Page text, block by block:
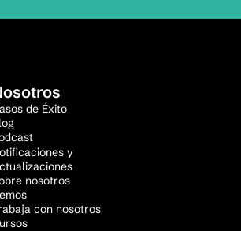
de Éxito
y
nosotros
con nosotros